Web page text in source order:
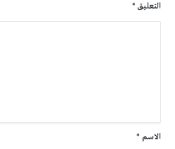
التعليق *
الاسم *